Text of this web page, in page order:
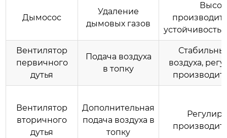
Дымосос
Удаление
дымовых газов
устойчивость
Вентилятор
первичного
дутья
Подача воздуха
в топку
воздуха,
Вентилятор
вторичного
дутья
Дополнительная
подача воздуха в
топку